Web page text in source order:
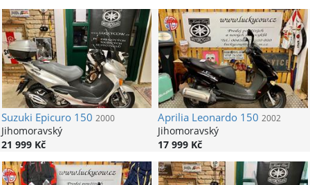
Suzuki Epicuro 150 2000
Jihomoravský
21 999 Kč
ApriliaLeonardo 150 2002
Jihomoravský
17 999 Kč